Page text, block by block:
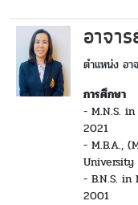
อาจา
ตำแหน่ง อา
การศึกษา
- M.N.S.
2021
- M.B.A.,
- B.N.S.
2001